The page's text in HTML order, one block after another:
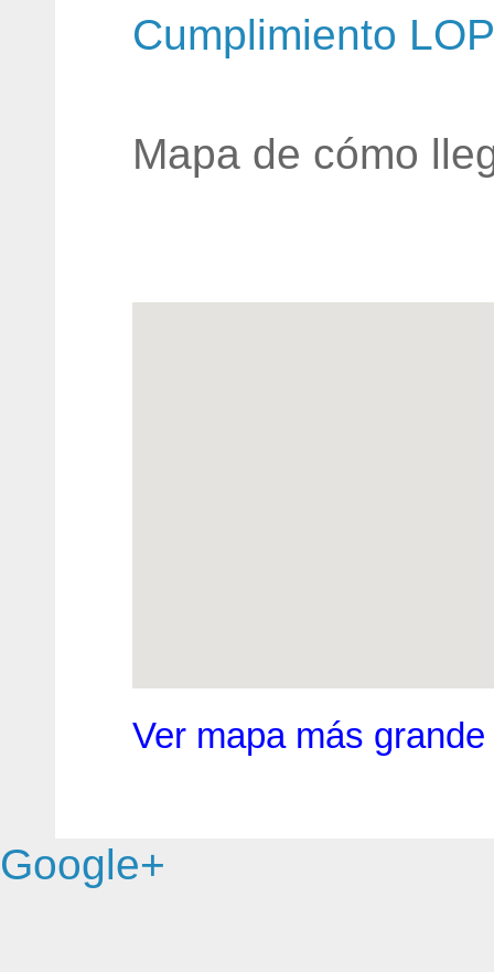
Cumplimiento
Mapa de cómo
Ver mapa más grande
Google+